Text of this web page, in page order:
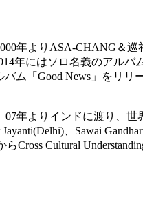
年よりASA-CHANG＆
年にはソロ名義のアルバ
ム「Good News」をリリ
年よりインドに渡り、
、Sawai
Cross Cultural